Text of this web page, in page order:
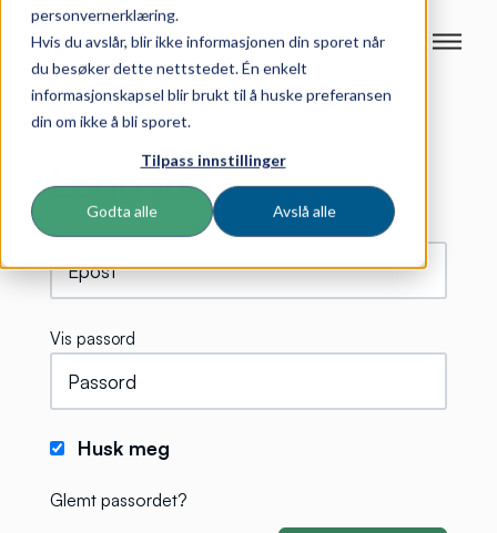
personvernerklæring.
Hvis du avslår, blir ikke informasjonen din sporet når
du besøker dette nettstedet. Én enkelt
informasjonskapsel blir brukt til å huske preferansen
din om ikke å bli sporet.
Tilpass innstillinger
Godta alle Avslå alle
Logg inn
Vis passord
Husk meg
Glemt passordet?